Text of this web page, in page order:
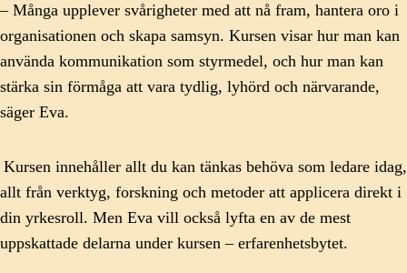
– Många upplever svårigheter med att nå fram, hantera oro i
organisationen och skapa samsyn. Kursen visar hur man kan
använda kommunikation som styrmedel, och hur man kan
stärka sin förmåga att vara tydlig, lyhörd och närvarande,
säger Eva.
Kursen innehåller allt du kan tänkas behöva som ledare idag,
allt från verktyg, forskning och metoder att applicera direkt i
din yrkesroll. Men Eva vill också lyfta en av de mest
uppskattade delarna under kursen – erfarenhetsbytet.